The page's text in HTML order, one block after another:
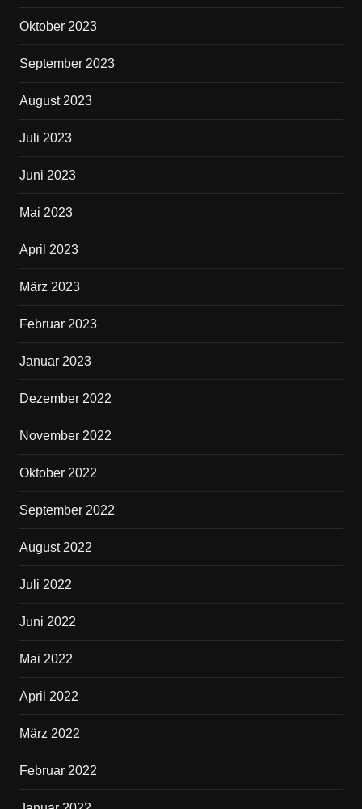
Oktober 2023
September 2023
August 2023
Juli 2023
Juni 2023
Mai 2023
April 2023
März 2023
Februar 2023
Januar 2023
Dezember 2022
November 2022
Oktober 2022
September 2022
August 2022
Juli 2022
Juni 2022
Mai 2022
April 2022
März 2022
Februar 2022